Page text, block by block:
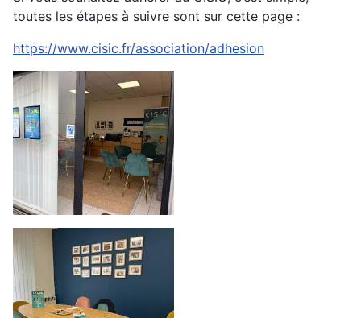
toutes les étapes à suivre sont sur cette page :
https://www.cisic.fr/association/adhesion